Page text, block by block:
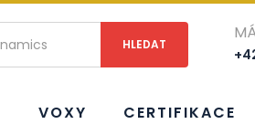
VOXY CERTIFIKACE